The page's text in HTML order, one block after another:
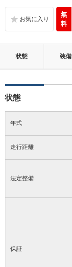
無
料
状態 装備
状態
年式
走行距離
法定整備
保証